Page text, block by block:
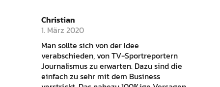
Christian
1. März 2020
Man sollte sich von der Idee
verabschieden, von TV-Sportreportern
Journalismus zu erwarten. Dazu sind die
einfach zu sehr mit dem Business